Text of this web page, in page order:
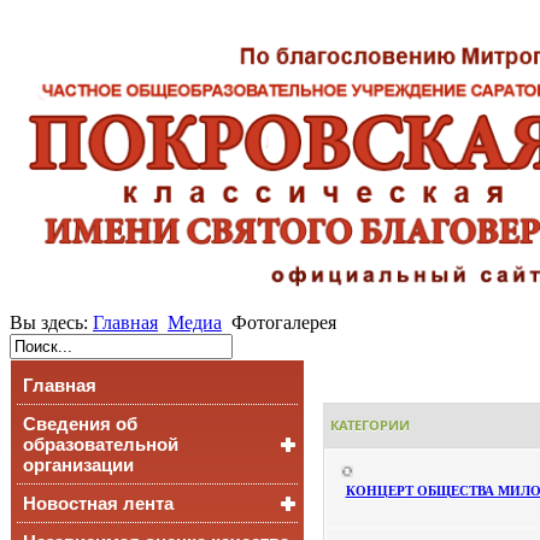
Вы здесь: Главная Медиа Фотогалерея
Главная
Сведения об
образовательной
организации
Основные сведения
Структура и органы
Новостная лента
КАТЕГОРИИ
КОНЦЕРТ ОБЩЕСТВА